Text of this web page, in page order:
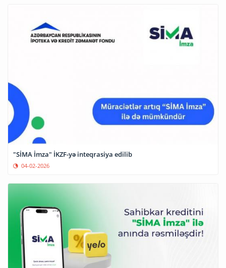
"SİMA İmza" İKZF-yə inteqrasiya edilib
04-02-2026